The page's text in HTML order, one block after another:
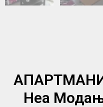
AПАРТМАНИ
Неа